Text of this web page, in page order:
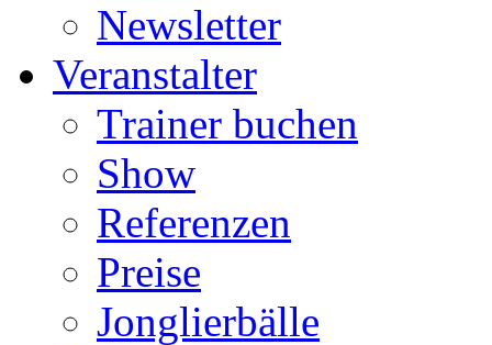
Newsletter
Veranstalter
Trainer buchen
Show
Referenzen
Preise
Jonglierbälle